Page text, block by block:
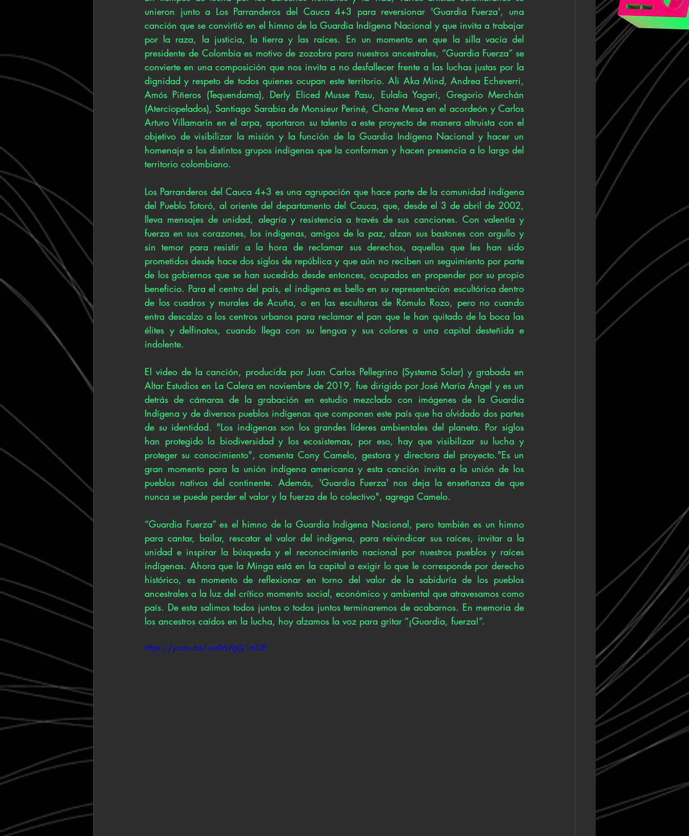
unieron junto a Los Parranderos del Cauca 4+3 para reversionar 'Guardia Fuerza', una
canción que se convirtió en el himno de la Guardia Indígena Nacional y que invita a trabajar
por la raza, la justicia, la tierra y las raíces. En un momento en que la silla vacía del
presidente de Colombia es motivo de zozobra para nuestros ancestrales, “Guardia Fuerza” se
convierte en una composición que nos invita a no desfallecer frente a las luchas justas por la
dignidad y respeto de todos quienes ocupan este territorio. Ali Aka Mind, Andrea Echeverri,
Amós Piñeros (Tequendama), Derly Eliced Musse Pasu, Eulalia Yagari, Gregorio Merchán
(Aterciopelados), Santiago Sarabia de Monsieur Periné, Chane Mesa en el acordeón y Carlos
Arturo Villamarín en el arpa, aportaron su talento a este proyecto de manera altruista con el
objetivo de visibilizar la misión y la función de la Guardia Indígena Nacional y hacer un
homenaje a los distintos grupos indígenas que la conforman y hacen presencia a lo largo del
territorio colombiano.
Los Parranderos del Cauca 4+3 es una agrupación que hace parte de la comunidad indígena
del Pueblo Totoró, al oriente del departamento del Cauca, que, desde el 3 de abril de 2002,
lleva mensajes de unidad, alegría y resistencia a través de sus canciones. Con valentía y
fuerza en sus corazones, los indígenas, amigos de la paz, alzan sus bastones con orgullo y
sin temor para resistir a la hora de reclamar sus derechos, aquellos que les han sido
prometidos desde hace dos siglos de república y que aún no reciben un seguimiento por parte
de los gobiernos que se han sucedido desde entonces, ocupados en propender por su propio
beneficio. Para el centro del país, el indígena es bello en su representación escultórica dentro
de los cuadros y murales de Acuña, o en las esculturas de Rómulo Rozo, pero no cuando
entra descalzo a los centros urbanos para reclamar el pan que le han quitado de la boca las
élites y delfinatos, cuando llega con su lengua y sus colores a una capital desteñida e
indolente.
El video de la canción, producida por Juan Carlos Pellegrino (Systema Solar) y grabada en
Altar Estudios en La Calera en noviembre de 2019, fue dirigido por José María Ángel y es un
detrás de cámaras de la grabación en estudio mezclado con imágenes de la Guardia
Indígena y de diversos pueblos indígenas que componen este país que ha olvidado dos partes
de su identidad. "Los indígenas son los grandes líderes ambientales del planeta. Por siglos
han protegido la biodiversidad y los ecosistemas, por eso, hay que visibilizar su lucha y
proteger su conocimiento", comenta Cony Camelo, gestora y directora del proyecto."Es un
gran momento para la unión indígena americana y esta canción invita a la unión de los
pueblos nativos del continente. Además, 'Guardia Fuerza' nos deja la enseñanza de que
nunca se puede perder el valor y la fuerza de lo colectivo", agrega Camelo.
“Guardia Fuerza” es el himno de la Guardia Indígena Nacional, pero también es un himno
para cantar, bailar, rescatar el valor del indígena, para reivindicar sus raíces, invitar a la
unidad e inspirar la búsqueda y el reconocimiento nacional por nuestros pueblos y raíces
indígenas. Ahora que la Minga está en la capital a exigir lo que le corresponde por derecho
histórico, es momento de reflexionar en torno del valor de la sabiduría de los pueblos
ancestrales a la luz del crítico momento social, económico y ambiental que atravesamos como
país. De esta salimos todos juntos o todos juntos terminaremos de acabarnos. En memoria de
los ancestros caídos en la lucha, hoy alzamos la voz para gritar “¡Guardia, fuerza!”.
https://youtu.be/uwR6VgQ1mOE